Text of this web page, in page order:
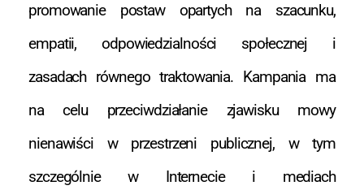
promowanie postaw opartych na szacunku,
empatii, odpowiedzialności społecznej i
zasadach równego traktowania. Kampania ma
na celu przeciwdziałanie zjawisku mowy
nienawiści w przestrzeni publicznej, w tym
szczególnie w Internecie i mediach